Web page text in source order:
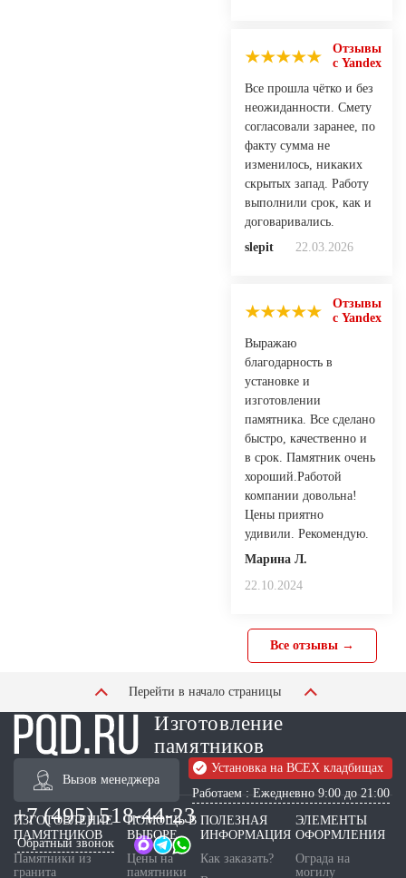
Отзывы
с Yandex
Все прошла чётко и без
неожиданности. Смету
согласовали заранее, по
факту сумма не
изменилось, никаких
скрытых запад. Работу
выполнили срок, как и
договаривались.
slepit
22.03.2026
Отзывы
с Yandex
Выражаю
благодарность в
установке и
изготовлении
памятника. Все сделано
быстро, качественно и
в срок. Памятник очень
хороший.Работой
компании довольна!
Цены приятно
удивили. Рекомендую.
Марина Л.
22.10.2024
Все отзывы →
Перейти в начало страницы
Изготовление
памятников
Вызов менеджера
Установка на ВСЕХ кладбищах
Работаем : Ежедневно 9:00 до 21:00
+7 (495) 518-44-23
Обратный звонок
ИЗГОТОВЛЕНИЕ
ПАМЯТНИКОВ
Памятники из
гранита
ПОМОЩЬ В
ВЫБОРЕ
Цены на
памятники
ПОЛЕЗНАЯ
ИНФОРМАЦИЯ
Как заказать?
ЭЛЕМЕНТЫ
ОФОРМЛЕНИЯ
Ограда на
могилу